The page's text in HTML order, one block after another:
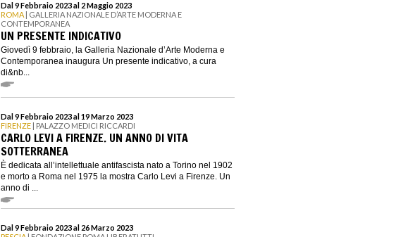
Dal 9 Febbraio 2023 al 2 Maggio 2023
ROMA | GALLERIA NAZIONALE D’ARTE MODERNA E
CONTEMPORANEA
UN PRESENTE INDICATIVO
Giovedì 9 febbraio, la Galleria Nazionale d’Arte Moderna e
Contemporanea inaugura Un presente indicativo, a cura
di&nb...
Dal 9 Febbraio 2023 al 19 Marzo 2023
FIRENZE | PALAZZO MEDICI RICCARDI
CARLO LEVI A FIRENZE. UN ANNO DI VITA
SOTTERRANEA
È dedicata all’intellettuale antifascista nato a Torino nel 1902
e morto a Roma nel 1975 la mostra Carlo Levi a Firenze. Un
anno di ...
Dal 9 Febbraio 2023 al 26 Marzo 2023